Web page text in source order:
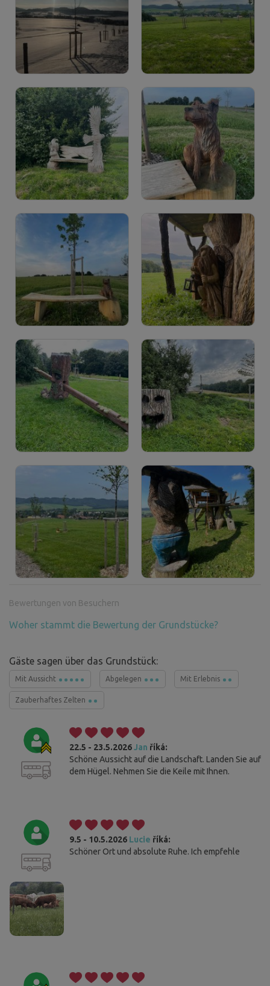
Bewertungen von Besuchern
Woher stammt die Bewertung der Grundstücke?
Gäste sagen über das Grundstück:
Mit Aussicht Abgelegen Mit Erlebnis
Zauberhaftes Zelten
22.5 - 23.5.2026Jan říká:
Schöne Aussicht auf die Landschaft. Landen Sie auf
dem Hügel. Nehmen Sie die Keile mit Ihnen.
9.5 - 10.5.2026 Lucie říká:
Schöner Ort und absolute Ruhe. Ich empfehle